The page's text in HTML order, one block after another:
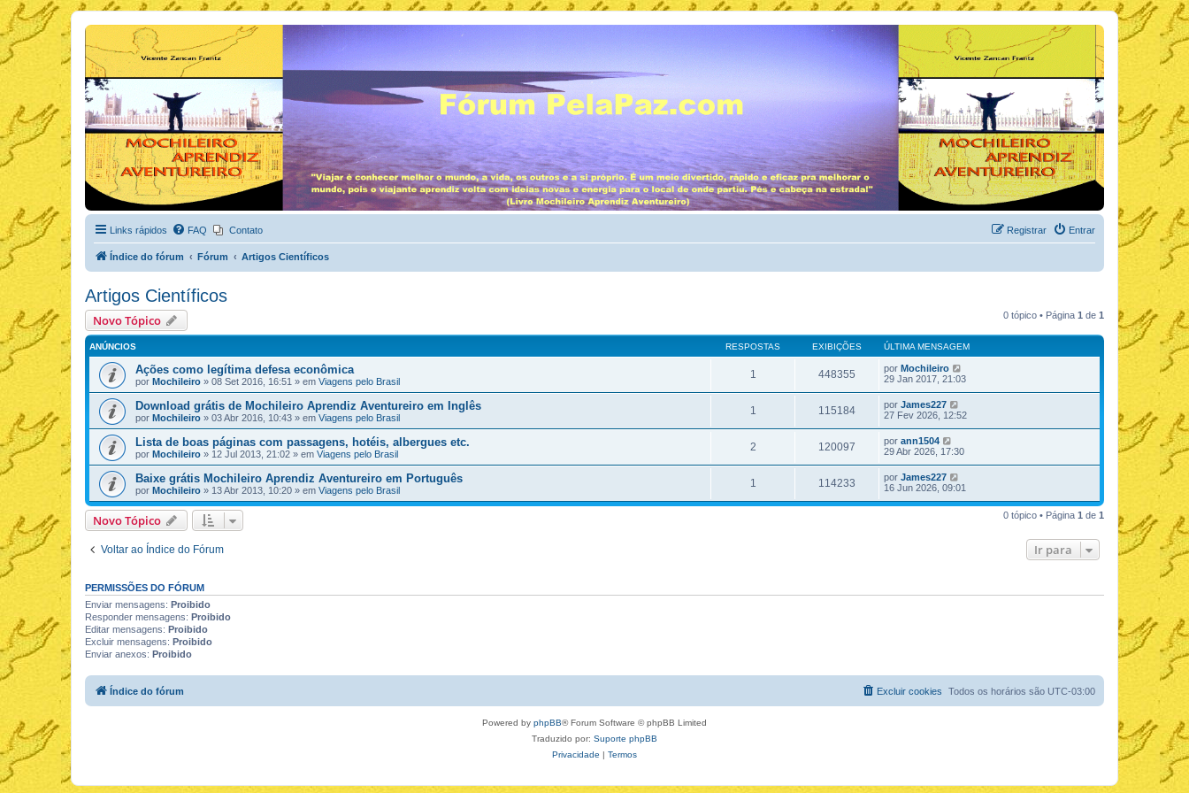
Links rápidos FAQ Contato Entrar
Registrar
Índice do fórum Fórum Artigos Científicos
Artigos Científicos
Novo Tópico 0 tópico • Página 1 de 1
ANÚNCIOS RESPOSTAS EXIBIÇÕES ÚLTIMA MENSAGEM
Ações como legítima defesa econômica
por Mochileiro » 08 Set 2016, 16:51 » em Viagens pelo Brasil
1 448355 por Mochileiro
29 Jan 2017, 21:03
Download grátis de Mochileiro Aprendiz Aventureiro em Inglês
por Mochileiro » 03 Abr 2016, 10:43 » em Viagens pelo Brasil
1 115184 por James227
27 Fev 2026, 12:52
Lista de boas páginas com passagens, hotéis, albergues etc.
por Mochileiro » 12 Jul 2013, 21:02 » em Viagens pelo Brasil
2 120097 por ann1504
29 Abr 2026, 17:30
Baixe grátis Mochileiro Aprendiz Aventureiro em Português
por Mochileiro » 13 Abr 2013, 10:20 » em Viagens pelo Brasil
1 114233 por James227
16 Jun 2026, 09:01
Novo Tópico 0 tópico • Página 1 de 1
Voltar ao Índice do Fórum Ir para
PERMISSÕES DO FÓRUM
Enviar mensagens: Proibido
Responder mensagens: Proibido
Editar mensagens: Proibido
Excluir mensagens: Proibido
Enviar anexos: Proibido
Índice do fórum Todos os horários são UTC-03:00
Excluir cookies
Powered by phpBB® Forum Software © phpBB Limited
Traduzido por: Suporte phpBB
Privacidade | Termos